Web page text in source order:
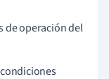
de operación del